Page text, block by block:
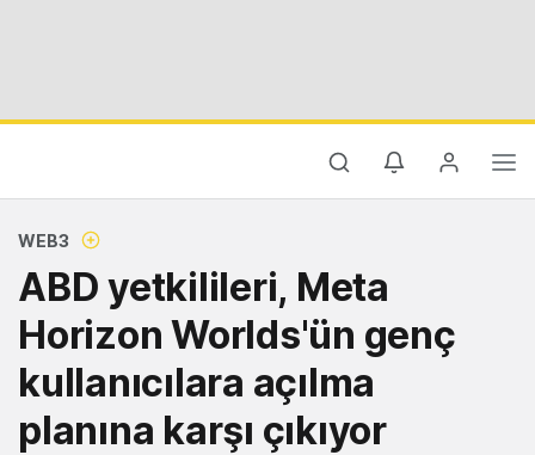
WEB3
ABD yetkilileri, Meta
Horizon Worlds'ün genç
kullanıcılara açılma
planına karşı çıkıyor